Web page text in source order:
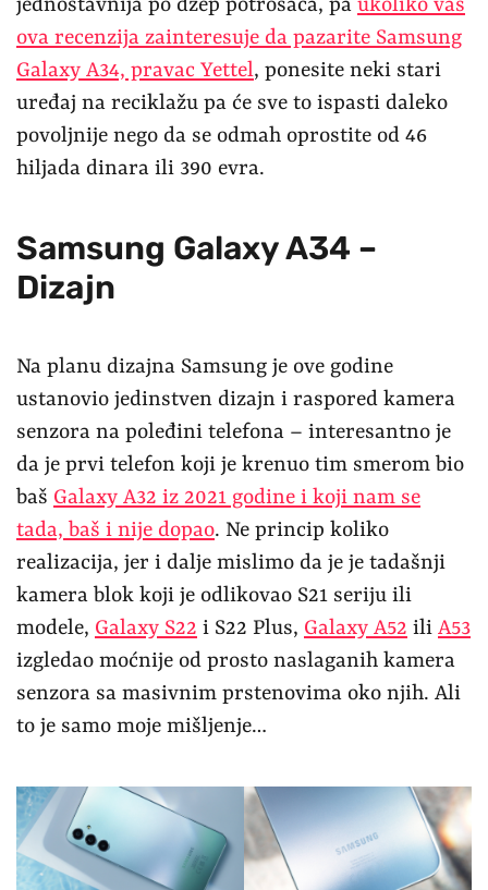
jednostavnija po džep potrošača, pa ukoliko vas
ova recenzija zainteresuje da pazarite Samsung
Galaxy A34, pravac Yettel, ponesite neki stari
uređaj na reciklažu pa će sve to ispasti daleko
povoljnije nego da se odmah oprostite od 46
hiljada dinara ili 390 evra.
Samsung Galaxy A34 –
Dizajn
Na planu dizajna Samsung je ove godine
ustanovio jedinstven dizajn i raspored kamera
senzora na poleđini telefona – interesantno je
da je prvi telefon koji je krenuo tim smerom bio
baš Galaxy A32 iz 2021 godine i koji nam se
tada, baš i nije dopao. Ne princip koliko
realizacija, jer i dalje mislimo da je je tadašnji
kamera blok koji je odlikovao S21 seriju ili
modele, Galaxy S22 i S22 Plus, Galaxy A52 ili A53
izgledao moćnije od prosto naslaganih kamera
senzora sa masivnim prstenovima oko njih. Ali
to je samo moje mišljenje…